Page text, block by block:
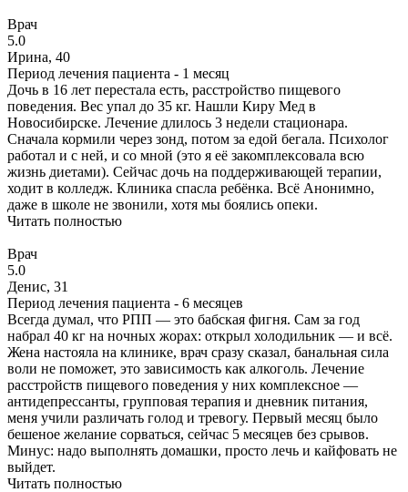
Врач
5.0
Ирина, 40
Период лечения пациента - 1 месяц
Дочь в 16 лет перестала есть, расстройство пищевого
поведения. Вес упал до 35 кг. Нашли Киру Мед в
Новосибирске. Лечение длилось 3 недели стационара.
Сначала кормили через зонд, потом за едой бегала. Психолог
работал и с ней, и со мной (это я её закомплексовала всю
жизнь диетами). Сейчас дочь на поддерживающей терапии,
ходит в колледж. Клиника спасла ребёнка. Всё Анонимно,
даже в школе не звонили, хотя мы боялись опеки.
Читать полностью
Врач
5.0
Денис, 31
Период лечения пациента - 6 месяцев
Всегда думал, что РПП — это бабская фигня. Сам за год
набрал 40 кг на ночных жорах: открыл холодильник — и всё.
Жена настояла на клинике, врач сразу сказал, банальная сила
воли не поможет, это зависимость как алкоголь. Лечение
расстройств пищевого поведения у них комплексное —
антидепрессанты, групповая терапия и дневник питания,
меня учили различать голод и тревогу. Первый месяц было
бешеное желание сорваться, сейчас 5 месяцев без срывов.
Минус: надо выполнять домашки, просто лечь и кайфовать не
выйдет.
Читать полностью